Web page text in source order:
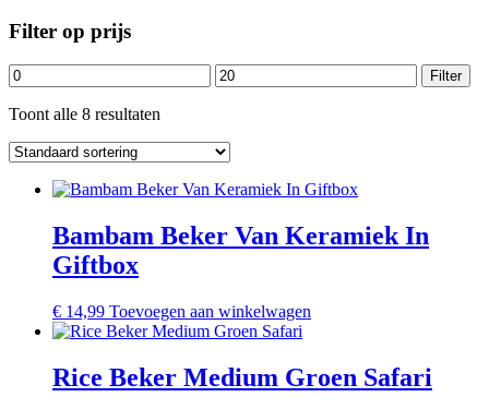
Filter op prijs
Min.
prijs
Max.
prijs
Filter
Toont alle 8 resultaten
Bambam Beker Van Keramiek In
Giftbox
€ 14,99 Toevoegen aan winkelwagen
Rice Beker Medium Groen Safari